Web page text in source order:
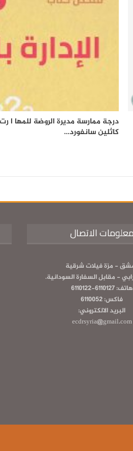
درجة ممارسة مديرة الروضة للمها ا
كاثلين سانفورد…
معلومات الاتصال
- مزة فيلات شرقية
- مقابل السفارة السودانية.
هاتف: 6110127-6110122
فاكس: 6110052
البريد الالكتروني:
ecdrsyria@gmail.com